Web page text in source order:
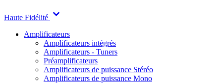
Haute Fidélité
Amplificateurs
Amplificateurs intégrés
Amplificateurs - Tuners
Préamplificateurs
Amplificateurs de puissance Stéréo
Amplificateurs de puissance Mono